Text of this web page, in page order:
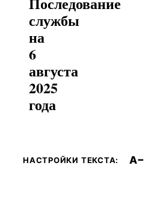
службы
на
6
августа
2025
года
НАСТРОЙКИ ТЕКСТА: A−